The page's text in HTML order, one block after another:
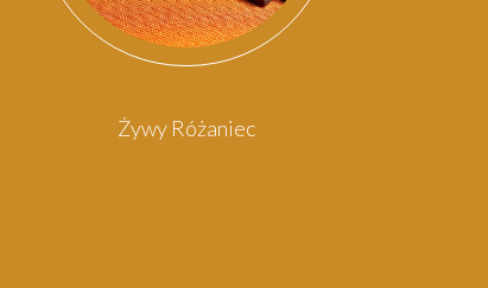
Żywy Różaniec